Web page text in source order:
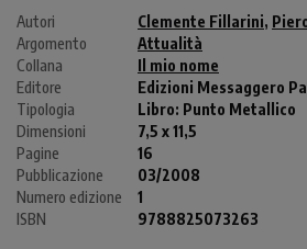
Autori Clemente Fillarini,
Argomento
Attualità
Collana
Il mio nome
Editore
Edizioni Messaggero
Tipologia
Libro: Punto Metallico
Dimensioni
7,5 x 11,5
Pagine
16
Pubblicazione
03/2008
Numero edizione
1
ISBN
9788825073263